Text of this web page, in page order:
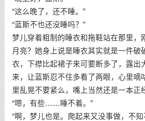
“这么晚了，还不睡。”
“蓝斯不也还没睡吗？”
梦儿穿着粗制的睡衣和拖鞋站在那里
月亮？她身上说是睡衣其实就是一件破
衣，下襟比起裙子来可要断多了，露出
来，让蓝斯忍不住多看了两眼，心里嘀
里乱晃不要紧么，嘴上当然还是一本正
“嗯，有些……睡不着。”
“啊，梦儿也是。爬起来又没事做，不知